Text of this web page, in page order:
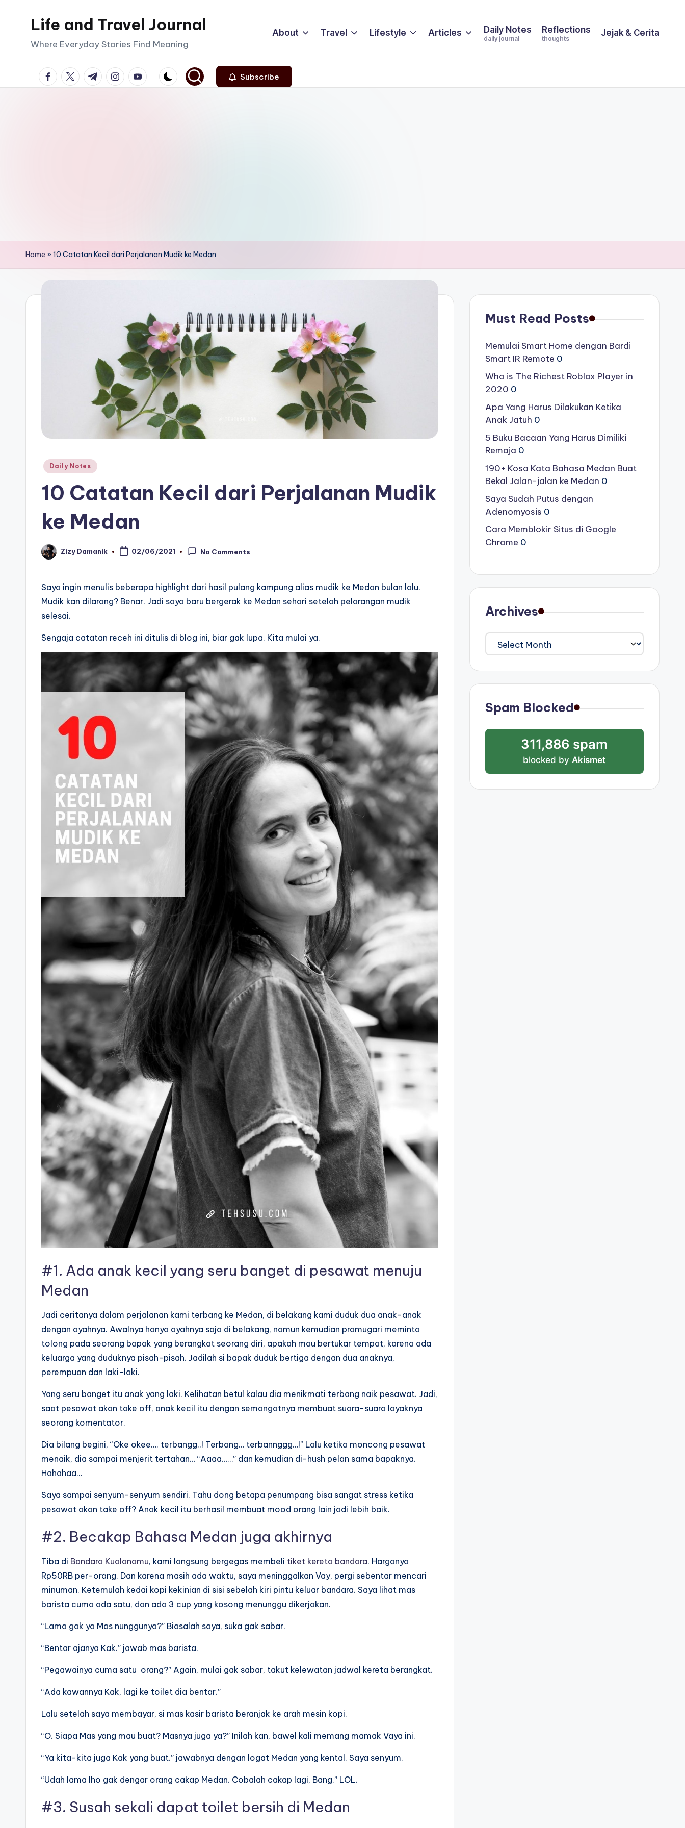
Life and Travel Journal
Where Everyday Stories Find Meaning
About Travel Lifestyle Articles Daily Notes
daily journal
Reflections
thoughts
Jejak & Cerita
facebook.com
twitter.com
t.me instagram.com
youtube.com Subscribe
Home »10 Catatan Kecil dari Perjalanan Mudik ke Medan
Posted
Daily Notes
10 Catatan Kecil dari Perjalanan Mudik
ke Medan
Posted
by
Zizy Damanik 02/06/2021 No Comments
Saya ingin menulis beberapa highlight dari hasil pulang kampung alias mudik ke Medan bulan lalu.
Mudik kan dilarang? Benar. Jadi saya baru bergerak ke Medan sehari setelah pelarangan mudik
selesai.
Sengaja catatan receh ini ditulis di blog ini, biar gak lupa. Kita mulai ya.
#1. Ada anak kecil yang seru banget di pesawat menuju
Medan
Jadi ceritanya dalam perjalanan kami terbang ke Medan, di belakang kami duduk dua anak-anak
dengan ayahnya. Awalnya hanya ayahnya saja di belakang, namun kemudian pramugari meminta
tolong pada seorang bapak yang berangkat seorang diri, apakah mau bertukar tempat, karena ada
keluarga yang duduknya pisah-pisah. Jadilah si bapak duduk bertiga dengan dua anaknya,
perempuan dan laki-laki.
Yang seru banget itu anak yang laki. Kelihatan betul kalau dia menikmati terbang naik pesawat. Jadi,
saat pesawat akan take off, anak kecil itu dengan semangatnya membuat suara-suara layaknya
seorang komentator.
Dia bilang begini, “Oke okee…. terbangg..! Terbang… terbannggg…!” Lalu ketika moncong pesawat
menaik, dia sampai menjerit tertahan… “Aaaa……” dan kemudian di-hush pelan sama bapaknya.
Hahahaa…
Saya sampai senyum-senyum sendiri. Tahu dong betapa penumpang bisa sangat stress ketika
pesawat akan take off? Anak kecil itu berhasil membuat mood orang lain jadi lebih baik.
#2. Becakap Bahasa Medan juga akhirnya
Tiba di Bandara Kualanamu, kami langsung bergegas membeli tiket kereta bandara. Harganya
Rp50RB per-orang. Dan karena masih ada waktu, saya meninggalkan Vay, pergi sebentar mencari
minuman. Ketemulah kedai kopi kekinian di sisi sebelah kiri pintu keluar bandara. Saya lihat mas
barista cuma ada satu, dan ada 3 cup yang kosong menunggu dikerjakan.
“Lama gak ya Mas nunggunya?” Biasalah saya, suka gak sabar.
“Bentar ajanya Kak.” jawab mas barista.
“Pegawainya cuma satu orang?” Again, mulai gak sabar, takut kelewatan jadwal kereta berangkat.
“Ada kawannya Kak, lagi ke toilet dia bentar.”
Lalu setelah saya membayar, si mas kasir barista beranjak ke arah mesin kopi.
“O. Siapa Mas yang mau buat? Masnya juga ya?” Inilah kan, bawel kali memang mamak Vaya ini.
“Ya kita-kita juga Kak yang buat.” jawabnya dengan logat Medan yang kental. Saya senyum.
“Udah lama lho gak dengar orang cakap Medan. Cobalah cakap lagi, Bang.” LOL.
#3. Susah sekali dapat toilet bersih di Medan
Must Read Posts
Memulai Smart Home dengan Bardi
Smart IR Remote 0
Who is The Richest Roblox Player in
2020 0
Apa Yang Harus Dilakukan Ketika
Anak Jatuh 0
5 Buku Bacaan Yang Harus Dimiliki
Remaja 0
190+ Kosa Kata Bahasa Medan Buat
Bekal Jalan-jalan ke Medan 0
Saya Sudah Putus dengan
Adenomyosis 0
Cara Memblokir Situs di Google
Chrome 0
Archives
Archives
Spam Blocked
311,886 spam
blocked byAkismet